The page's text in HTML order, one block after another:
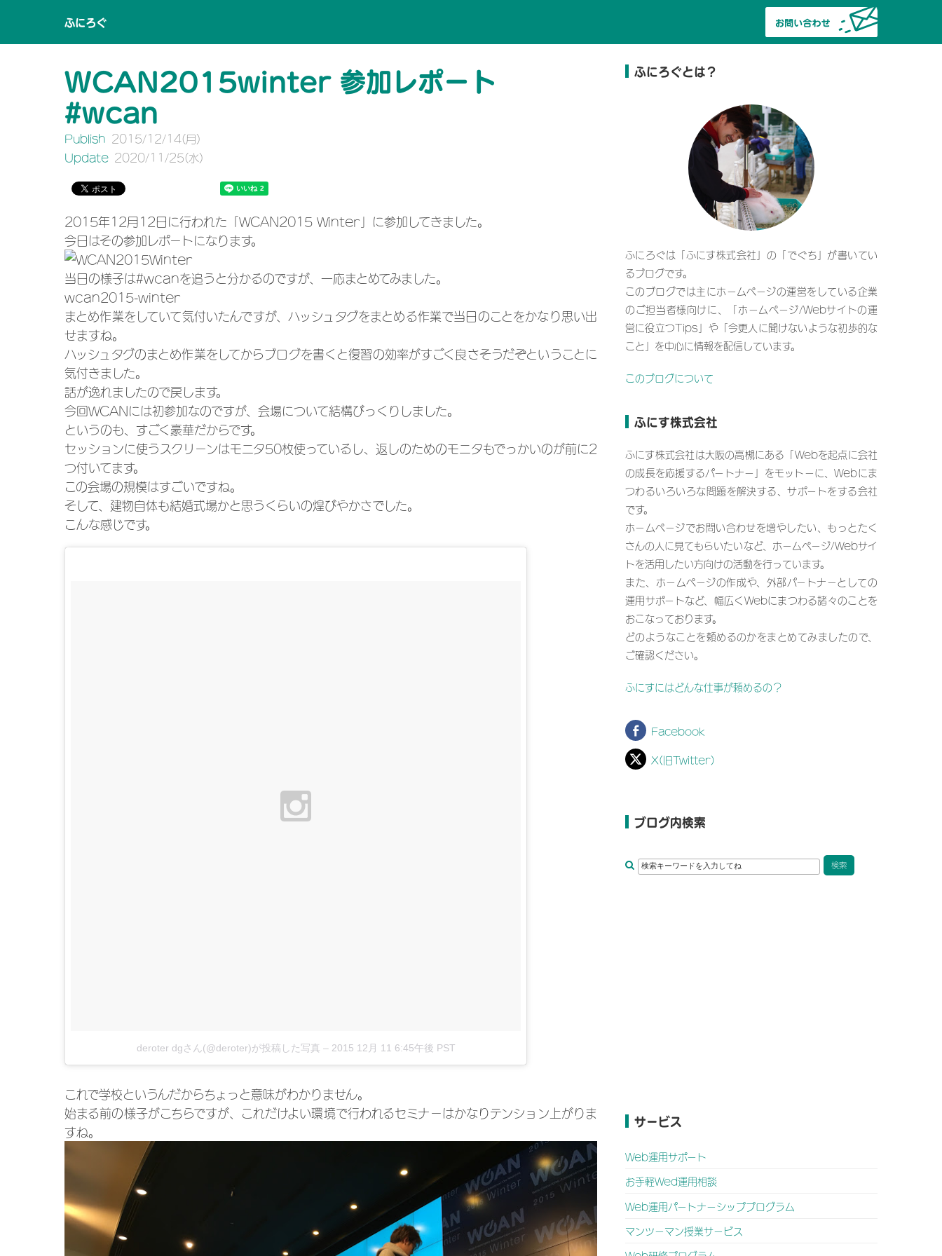
ふにろぐ
WCAN2015winter 参加レポート
#wcan
Publish 2015/12/14(月)
Update 2020/11/25(水)
2015年12月12日に行われた「WCAN2015 Winter」に参加してきました。
今日はその参加レポートになります。
当日の様子は#wcanを追うと分かるのですが、一応まとめてみました。
wcan2015-winter
まとめ作業をしていて気付いたんですが、ハッシュタグをまとめる作業で当日のことをかなり思い出
せますね。
ハッシュタグのまとめ作業をしてからブログを書くと復習の効率がすごく良さそうだぞということに
気付きました。
話が逸れましたので戻します。
今回WCANには初参加なのですが、会場について結構びっくりしました。
というのも、すごく豪華だからです。
セッションに使うスクリーンはモニタ50枚使っているし、返しのためのモニタもでっかいのが前に2
つ付いてます。
この会場の規模はすごいですね。
そして、建物自体も結婚式場かと思うくらいの煌びやかさでした。
こんな感じです。
deroter dgさん(@deroter)が投稿した写真 – 2015 12月 11 6:45午後 PST
これで学校というんだからちょっと意味がわかりません。
始まる前の様子がこちらですが、これだけよい環境で行われるセミナーはかなりテンション上がりま
すね。
ふにろぐとは？
ふにろぐは「ふにす株式会社」の「でぐち」が書いてい
るブログです。
このブログでは主にホームページの運営をしている企業
のご担当者様向けに、「ホームページ/Webサイトの運
営に役立つTips」や「今更人に聞けないような初歩的な
こと」を中心に情報を配信しています。
このブログについて
ふにす株式会社
ふにす株式会社は大阪の高槻にある「Webを起点に会社
の成長を応援するパートナー」をモットーに、Webにま
つわるいろいろな問題を解決する、サポートをする会社
です。
ホームページでお問い合わせを増やしたい、もっとたく
さんの人に見てもらいたいなど、ホームページ/Webサイ
トを活用したい方向けの活動を行っています。
また、ホームページの作成や、外部パートナーとしての
運用サポートなど、幅広くWebにまつわる諸々のことを
おこなっております。
どのようなことを頼めるのかをまとめてみましたので、
ご確認ください。
ふにすにはどんな仕事が頼めるの？
Facebook
X(旧Twitter)
ブログ内検索
サービス
Web運用サポート
お手軽Wed運用相談
Web運用パートナーシッププログラム
マンツーマン授業サービス